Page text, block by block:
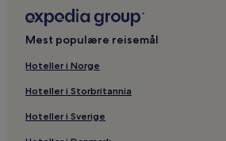
Hoteller nær Fjällvallsliften
Hoteller i Björnänge
Hoteller nær Åre strand
Hoteller nær Årebjörnen skiområde
Hoteller nær Åre bergbane
Mest populære reisemål
Hoteller i Norge
Hoteller i Storbritannia
Hoteller i Sverige